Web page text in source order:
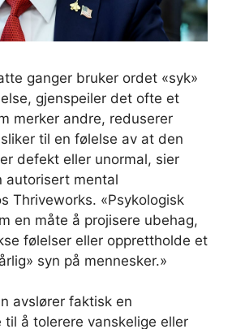
ganger bruker ordet «syk»
gjenspeiler det ofte et
merker andre, reduserer
til en følelse av at den
defekt eller unormal, sier
autorisert mental
Thriveworks. «Psykologisk
en måte å projisere ubehag,
følelser eller opprettholde et
syn på mennesker.»
avslører faktisk en
til å tolerere vanskelige eller